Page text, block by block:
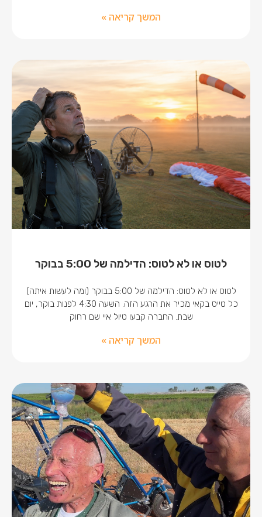
המשך קריאה »
לטוס או לא לטוס: הדילמה של 5:00 בבוקר
לטוס או לא לטוס: הדילמה של 5:00 בבוקר (ומה לעשות איתה)
כל טייס בקאי מכיר את הרגע הזה. השעה 4:30 לפנות בוקר, יום
שבת. החברה קבעו טיול איי שם רחוק
המשך קריאה »